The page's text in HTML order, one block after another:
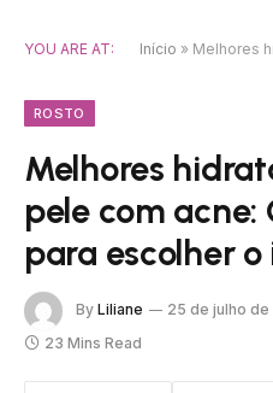
YOU ARE AT: Início » Melhores
ROSTO
Melhores
pele com
para escolher o
By Liliane 25 de julho
23 Mins Read